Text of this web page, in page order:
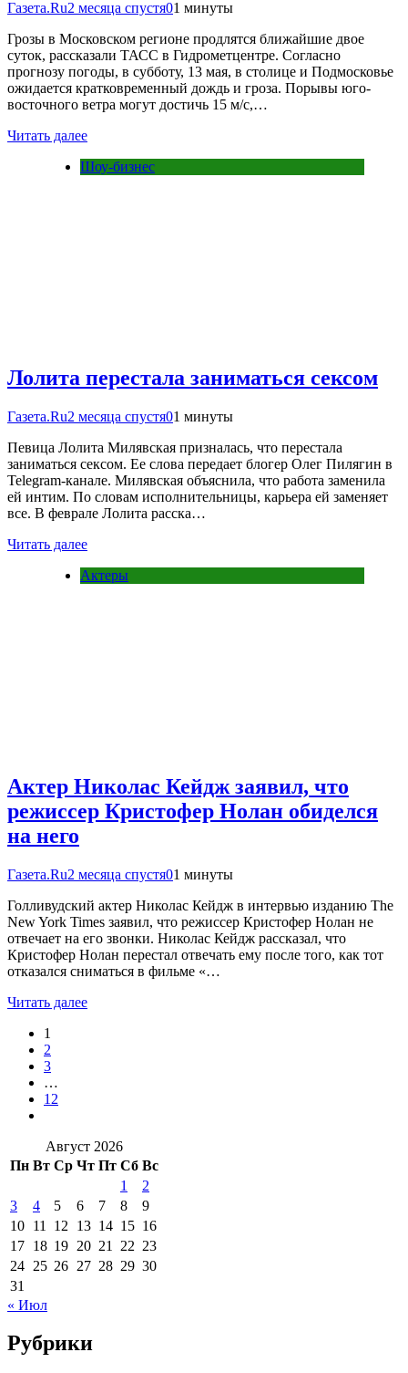
Газета.Ru2 месяца спустя01 минуты
Грозы в Московском регионе продлятся ближайшие двое
суток, рассказали ТАСС в Гидрометцентре. Согласно
прогнозу погоды, в субботу, 13 мая, в столице и Подмосковье
ожидается кратковременный дождь и гроза. Порывы юго-
восточного ветра могут достичь 15 м/с,…
Читать далее
Шоу-бизнес
Лолита перестала заниматься сексом
Газета.Ru2 месяца спустя01 минуты
Певица Лолита Милявская призналась, что перестала
заниматься сексом. Ее слова передает блогер Олег Пилягин в
Telegram-канале. Милявская объяснила, что работа заменила
ей интим. По словам исполнительницы, карьера ей заменяет
все. В феврале Лолита расска…
Читать далее
Актеры
Актер Николас Кейдж заявил, что
режиссер Кристофер Нолан обиделся
на него
Газета.Ru2 месяца спустя01 минуты
Голливудский актер Николас Кейдж в интервью изданию The
New York Times заявил, что режиссер Кристофер Нолан не
отвечает на его звонки. Николас Кейдж рассказал, что
Кристофер Нолан перестал отвечать ему после того, как тот
отказался сниматься в фильме «…
Читать далее
1
2
3
…
12
Август 2026
Пн Вт Ср Чт Пт Сб Вс
1
2
3
4 5 6 7 8
9
10 11 12 13 14 15 16
17 18 19 20 21 22 23
24 25 26 27 28 29 30
31
« Июл
Рубрики